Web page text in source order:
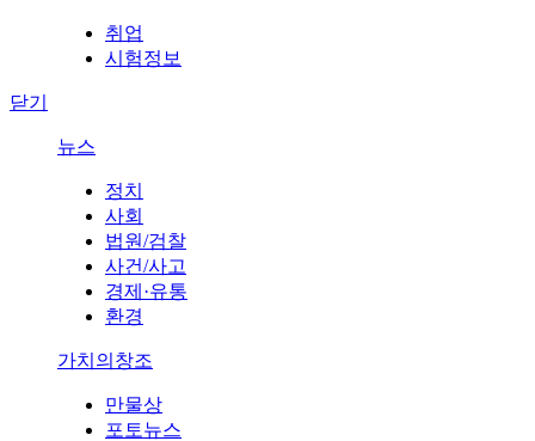
취업
시험정보
닫기
뉴스
정치
사회
법원/검찰
사건/사고
경제·유통
환경
가치의창조
만물상
포토뉴스